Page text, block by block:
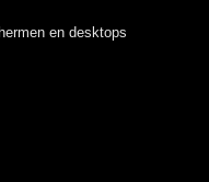
en desktops